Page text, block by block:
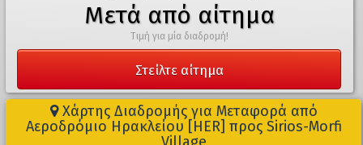
Μετά από αίτημα
Τιμή για μία διαδρομή!
Στείλτε αίτημα
Χάρτης Διαδρομής για Μεταφορά από
Αεροδρόμιο Ηρακλείου [HER] προς Sirios-Morfi